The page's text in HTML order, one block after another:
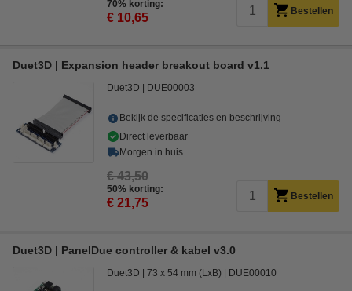
70% korting:
€ 10,65 Bestellen
Duet3D | Expansion header breakout board v1.1
Duet3D DUE00003
Bekijk de specificaties en beschrijving
Direct leverbaar
Morgen in huis
€ 43,50
50% korting:
€ 21,75 Bestellen
Duet3D | PanelDue controller & kabel v3.0
Duet3D 73 x 54 mm (LxB) DUE00010